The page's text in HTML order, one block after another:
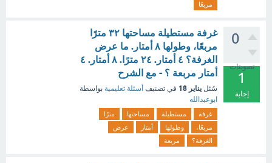
مربعًا
0
تصويتات
1
إجابة
غرفة مستطيلة مساحتها ۳۲ مترًا
مربعًا، وطولها ۸ أمتار. ما عرض
الغرفة؟ ٤ أمتار. ٢٤ مترًا. ٨ أمتار. ٤
أمتار مربعة ؟ - مع الشرح
سُئل يناير 18 في تصنيف أسئلة تعليمية بواسطة
ابوعبدالله
غرفة مستطيلة مساحتها
مترًا
مربعًا،
وطولها أمتار
عرض
الغرفة؟
مربعة